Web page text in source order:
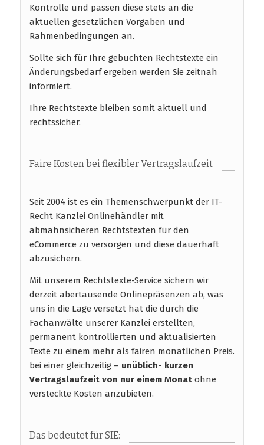
Kontrolle und passen diese stets an die
aktuellen gesetzlichen Vorgaben und
Rahmenbedingungen an.
Sollte sich für Ihre gebuchten Rechtstexte ein
Änderungsbedarf ergeben werden Sie zeitnah
informiert.
Ihre Rechtstexte bleiben somit aktuell und
rechtssicher.
Faire Kosten bei flexibler Vertragslaufzeit
Seit 2004 ist es ein Themenschwerpunkt der IT-
Recht Kanzlei Onlinehändler mit
abmahnsicheren Rechtstexten für den
eCommerce zu versorgen und diese dauerhaft
abzusichern.
Mit unserem Rechtstexte-Service sichern wir
derzeit abertausende Onlinepräsenzen ab, was
uns in die Lage versetzt hat die durch die
Fachanwälte unserer Kanzlei erstellten,
permanent kontrollierten und aktualisierten
Texte zu einem mehr als fairen monatlichen Preis.
bei einer gleichzeitig – unüblich- kurzen
Vertragslaufzeit von nur einem Monat ohne
versteckte Kosten anzubieten.
Das bedeutet für SIE: